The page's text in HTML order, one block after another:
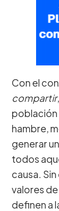
Con el
compartir
población
hambre,
generar
todos
causa.
valores
definen a